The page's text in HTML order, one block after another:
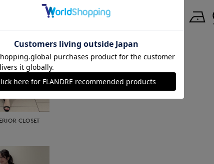
CLOSET